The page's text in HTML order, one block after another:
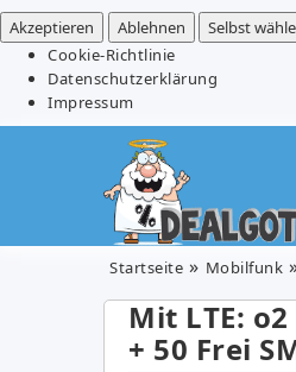
Akzeptieren
Ablehnen Selbst
Cookie-Richtlinie
Datenschutzerklärung
Impressum
Startseite Mobilfunk
Mit LTE:
+ 50 Frei